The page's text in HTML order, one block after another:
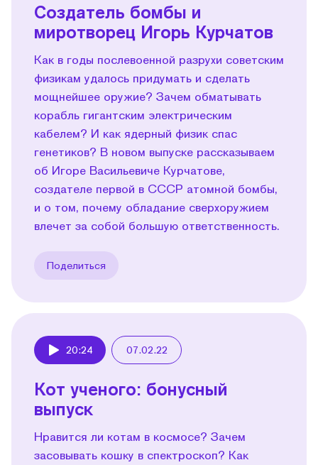
Создатель бомбы и
миротворец Игорь Курчатов
Как в годы послевоенной разрухи советским
физикам удалось придумать и сделать
мощнейшее оружие? Зачем обматывать
корабль гигантским электрическим
кабелем? И как ядерный физик спас
генетиков? В новом выпуске рассказываем
об Игоре Васильевиче Курчатове,
создателе первой в СССР атомной бомбы,
и о том, почему обладание сверхоружием
влечет за собой большую ответственность.
Поделиться
20:24 07.02.22
​​Кот ученого: бонусный
выпуск
Нравится ли котам в космосе? Зачем
засовывать кошку в спектроскоп? Как